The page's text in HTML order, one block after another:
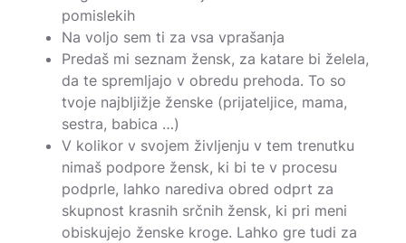
pomislekih
Na voljo sem ti za vsa vprašanja
Predaš mi seznam žensk, za katare bi želela,
da te spremljajo v obredu prehoda. To so
tvoje najbljižje ženske (prijateljice, mama,
sestra, babica …)
V kolikor v svojem življenju v tem trenutku
nimaš podpore žensk, ki bi te v procesu
podprle, lahko narediva obred odprt za
skupnost krasnih srčnih žensk, ki pri meni
obiskujejo ženske kroge. Lahko gre tudi za